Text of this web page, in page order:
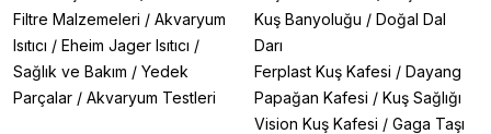
Filtre Malzemeleri / Akvaryum
Isıtıcı / Eheim Jager Isıtıcı /
Sağlık ve Bakım / Yedek
Parçalar / Akvaryum Testleri
Kuş Banyoluğu / Doğal Dal
Darı
Ferplast Kuş Kafesi / Dayang
Papağan Kafesi / Kuş Sağlığı
Vision Kuş Kafesi / Gaga Taşı